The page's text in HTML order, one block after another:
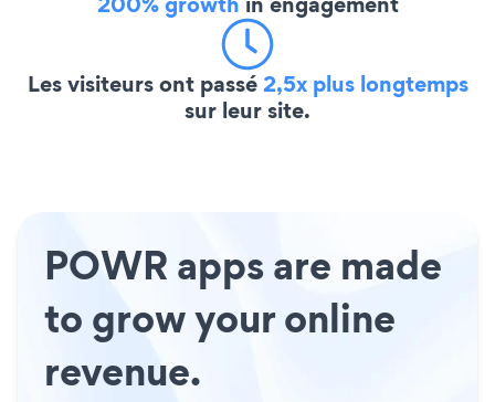
Les visiteurs ont passé2,5x plus longtemps
sur leur site.
POWR apps are made
to grow your online
revenue.